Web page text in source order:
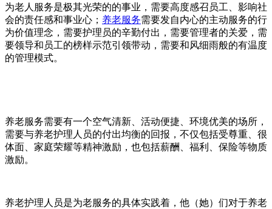
为老人服务是极其光荣的的事业，需要高度感召员工、影响社
会的责任感和事业心； 养老服务需要发自内心的主动服务的行
为价值理念，需要护理员的辛勤付出，需要管理者的关爱，需
要领导和员工的榜样示范引领带动，需要和风细雨般的有温度
的管理模式。
养老服务需要有一个空气清新、活动便捷、环境优美的场所，
需要与养老护理人员的付出均衡的回报，不仅包括受尊重、很
体面、家庭荣耀等精神激励，也包括薪酬、福利、保险等物质
激励。
养老护理人员是为老服务的具体实践着，他（她）们对于养老